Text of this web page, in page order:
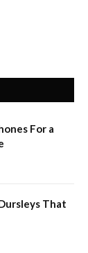
For a
That